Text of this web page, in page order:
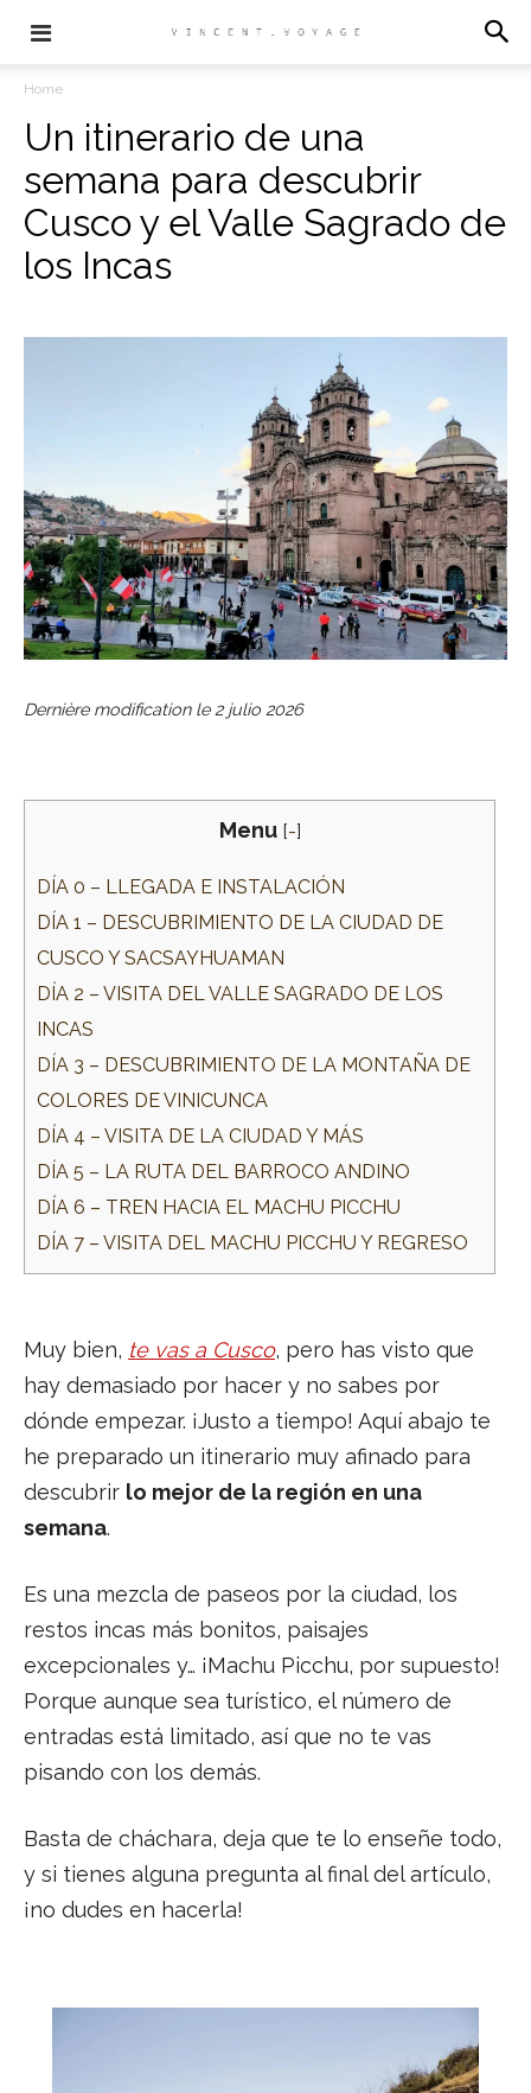
Home
Un itinerario de una
semana para descubrir
Cusco y el Valle Sagrado de
los Incas
Dernière modification le 2 julio 2026
Menu [-]
DÍA 0 – LLEGADA E INSTALACIÓN
DÍA 1 – DESCUBRIMIENTO DE LA CIUDAD DE
CUSCO Y SACSAYHUAMAN
DÍA 2 – VISITA DEL VALLE SAGRADO DE LOS
INCAS
DÍA 3 – DESCUBRIMIENTO DE LA MONTAÑA DE
COLORES DE VINICUNCA
DÍA 4 – VISITA DE LA CIUDAD Y MÁS
DÍA 5 – LA RUTA DEL BARROCO ANDINO
DÍA 6 – TREN HACIA EL MACHU PICCHU
DÍA 7 – VISITA DEL MACHU PICCHU Y REGRESO
Muy bien, te vas a Cusco, pero has visto que
hay demasiado por hacer y no sabes por
dónde empezar. ¡Justo a tiempo! Aquí abajo te
he preparado un itinerario muy afinado para
descubrir lo mejor de la región en una
semana.
Es una mezcla de paseos por la ciudad, los
restos incas más bonitos, paisajes
excepcionales y… ¡Machu Picchu, por supuesto!
Porque aunque sea turístico, el número de
entradas está limitado, así que no te vas
pisando con los demás.
Basta de cháchara, deja que te lo enseñe todo,
y si tienes alguna pregunta al final del artículo,
¡no dudes en hacerla!